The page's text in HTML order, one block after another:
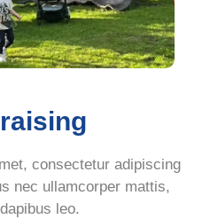
consectetur adipiscing
nec ullamcorper mattis,
leo.